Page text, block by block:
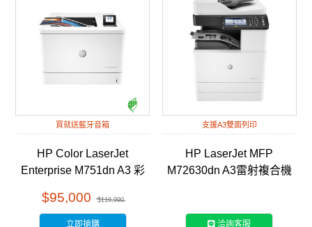
買就送藍牙音箱
HP Color LaserJet
Enterprise M751dn A3 彩
$95,000 $119,990
立即搶購
支援A3雙面列印
HP LaserJet MFP
M72630dn A3雷射複合機
洽詢客服